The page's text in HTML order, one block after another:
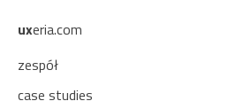
uxeria.com
zespół
case studies